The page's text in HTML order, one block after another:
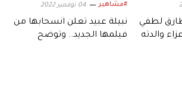
لطفي
والدته
#مشاهير 04 نوفمبر 2022
نبيلة عبيد تعلن انسحابها من
فيلمها الجديد.. وتوضح